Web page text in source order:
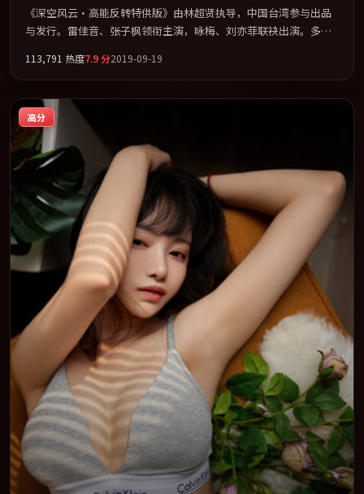
《深空风云·高能反转特供版》由林超贤执导，中国台湾参与出品
与发行。雷佳音、张子枫领衔主演，咏梅、刘亦菲联袂出演。多条
骨架，在叙事、表演与视听上力求统一。定于 2019-11-22 在内地院
线及主流平台同步亮相，2019 年度话题片中口碑稳健，适合喜欢强
情节与人物弧光的观众完整观看。
113,791 热度7.9分2019-09-19
高分